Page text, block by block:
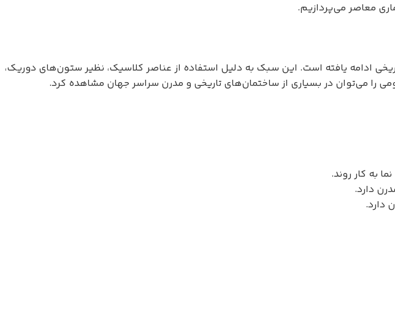
معاصر می‌پردازیم.
ادامه یافته است. این سبک به دلیل استفاده از عناصر کلاسیک، نظیر ستون‌های دوریک،
را می‌توان در بسیاری از ساختمان‌های تاریخی و مدرن سراسر جهان مشاهده کرد.
به کار روند.
دارد.
دارد.